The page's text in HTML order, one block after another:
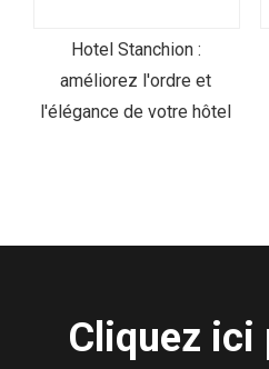
Hotel Stanchion :
améliorez l'ordre et
l'élégance de votre hôtel
Cliquez ici